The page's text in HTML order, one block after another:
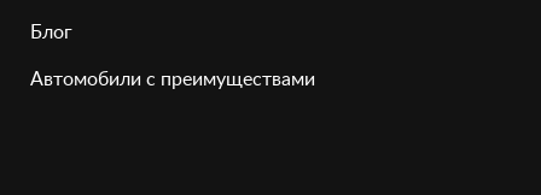
Блог
Автомобили с преимуществами